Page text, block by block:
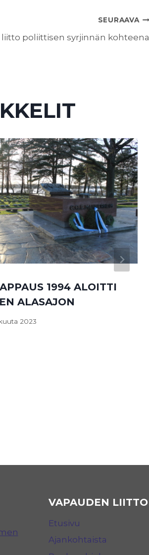
SEURAAVA
poliittisen syrjinnän kohteena
1994 ALOITTI
ALASAJON
2023
VAPAUDEN LIITTO
Etusivu
Ajankohtaista